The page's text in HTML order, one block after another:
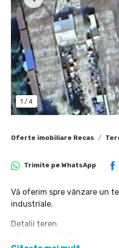
1 / 4
Previous
Oferte imobiliare Recas
Trimite pe WhatsApp
Vă oferim spre vânzare un
industriale.
Detalii teren